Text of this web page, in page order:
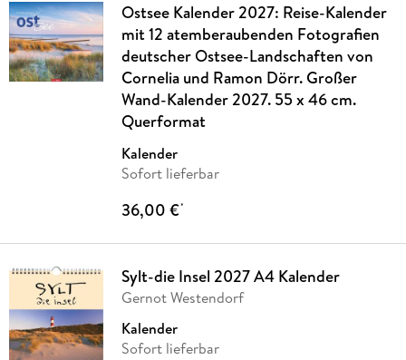
Ostsee Kalender 2027: Reise-Kalender
mit 12 atemberaubenden Fotografien
deutscher Ostsee-Landschaften von
Cornelia und Ramon Dörr. Großer
Wand-Kalender 2027. 55 x 46 cm.
Querformat
Kalender
Sofort lieferbar
36,00 €*
Sylt-die Insel 2027 A4 Kalender
Gernot Westendorf
Kalender
Sofort lieferbar